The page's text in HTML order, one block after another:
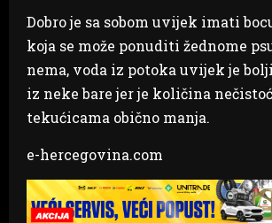
Dobro je sa sobom uvijek imati
koja se može ponuditi žednome
nema, voda iz potoka uvijek je
iz neke bare jer je količina
tekućicama obično manja.
e-hercegovina.com